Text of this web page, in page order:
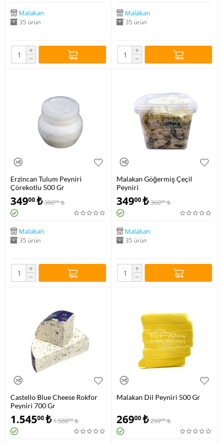
Malakan
35 ürün
+
−
Malakan
35 ürün
+
−
Erzincan Tulum Peyniri
Çörekotlu 500 Gr
34900₺39000 ₺
Malakan
35 ürün
+
−
Malakan Göğermiş Çeçil
Peyniri
34900₺36000 ₺
Malakan
35 ürün
+
−
Castello Blue Cheese Rokfor
Peyniri 700 Gr
1.54500₺1.58900 ₺
Malakan Dil Peyniri 500 Gr
26900₺29900 ₺